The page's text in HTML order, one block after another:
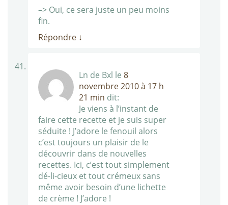
–> Oui, ce sera juste un peu moins
fin.
Répondre ↓
Ln de Bxl le 8
novembre 2010 à 17 h
21 min dit:
Je viens à l’instant de
faire cette recette et je suis super
séduite ! J’adore le fenouil alors
c’est toujours un plaisir de le
découvrir dans de nouvelles
recettes. Ici, c’est tout simplement
dé-li-cieux et tout crémeux sans
même avoir besoin d’une lichette
de crème ! J’adore !